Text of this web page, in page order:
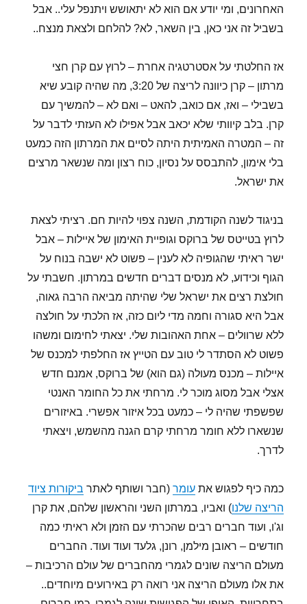
האחרונים, ומי יודע אם הוא לא יתאושש ויתנפל עלי.. אבל
בשביל זה אני כאן, בין השאר, לא? להלחם ולצאת מנצח..
אז החלטתי על אסטרטגיה אחרת – לרוץ עם קרן חצי
מרתון – קרן כיוונה לריצה של 3:20, מה שהיה קובע שיא
בשבילי – ואז, אם כואב, להאט – ואם לא – להמשיך עם
קרן. בלב קיוותי שלא יכאב אבל אפילו לא העזתי לדבר על
זה – המטרה האמיתית היתה לסיים את המרתון הזה כמעט
בלי אימון, להתבסס על נסיון, כוח רצון ומה שנשאר מרצים
את ישראל.
בניגוד לשנה הקודמת, השנה צפוי להיות חם. רציתי לצאת
לרוץ בטייטס של ברוקס וגופיית האימון של איילות – אבל
ישר ראיתי שהגופיה לא לענין – פשוט לא ישבה בנוח על
הגוף וכידוע, לא מנסים דברים חדשים במרתון. חשבתי על
חולצת רצים את ישראל שלי שהיתה מביאה הרבה גאוה,
אבל היא סגורה וחמה מדי ליום כזה, אז הלכתי על חולצה
ללא שרוולים – אחת האהובות שלי. יצאתי לחימום ומשהו
פשוט לא הסתדר לי טוב עם הטייץ אז החלפתי למכנס של
איילות – מכנס מעולה (גם הוא) של ברוקס, אמנם חדש
אצלי אבל מסוג מוכר לי. מרחתי את כל החומר האנטי
שפשפתי שהיה לי – כמעט בכל איזור אפשרי. באיזורים
שנשארו ללא חומר מרחתי קרם הגנה מהשמש, ויצאתי
לדרך.
כמה כיף לפגוש אתעומר (חבר ושותף לאתר ביקורות ציוד
הריצה שלנו) ואביו, במרתון השני והראשון שלהם, את קרן
וג'ו, ועוד חברים רבים שהכרתי עם הזמן ולא ראיתי כמה
חודשים – ראובן מילמן, רונן, גלעד ועוד ועוד. החברים
מעולם הריצה שונים לגמרי מהחברים של עולם הרכיבות –
את אלו מעולם הריצה אני רואה רק באירועים מיוחדים..